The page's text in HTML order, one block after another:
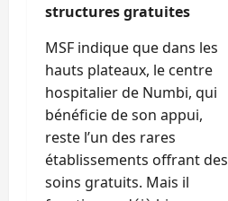
structures gratuites
MSF indique que dans les
hauts plateaux, le centre
hospitalier de Numbi, qui
bénéficie de son appui,
reste l’un des rares
établissements offrant des
soins gratuits. Mais il